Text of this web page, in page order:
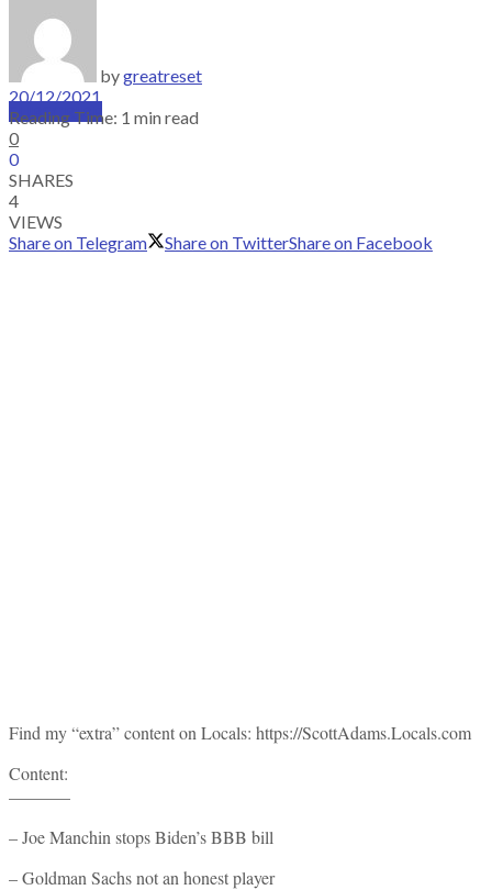
PRICING
SUBSCRIBE
bygreatreset
20/12/2021
Reading Time: 1 min read
0
0
SHARES
4
VIEWS
Share on Telegram
Share on TwitterShare on Facebook
Find my “extra” content on Locals: https://ScottAdams.Locals.com
Content:
———–
– Joe Manchin stops Biden’s BBB bill
– Goldman Sachs not an honest player